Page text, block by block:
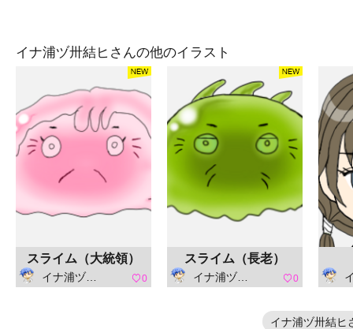
イナ浦ヅ卅結ヒさんの他のイラスト
スライム（大統領）
イナ浦ヅ卅結ヒ 0
スライム（長老）
イナ浦ヅ卅結ヒ 0
イナ浦ヅ卅結ヒ